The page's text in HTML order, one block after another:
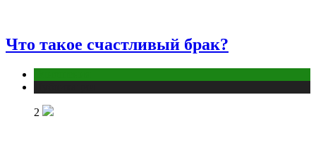
Что такое счастливый брак?
2